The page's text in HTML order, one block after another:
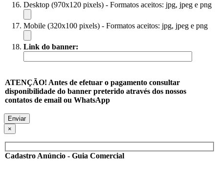
Desktop (970x120 pixels) - Formatos aceitos: jpg, jpeg e png
Mobile (320x100 pixels) - Formatos aceitos: jpg, jpeg e png
Link do banner:
ATENÇÃO! Antes de efetuar o pagamento consultar
disponibilidade do banner preterido através dos nossos
contatos de email ou WhatsApp
×
Cadastro Anúncio - Guia Comercial